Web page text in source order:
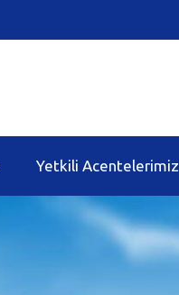
Yetkili Acentelerimiz